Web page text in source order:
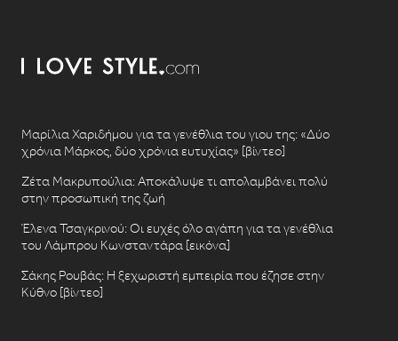
Μαρίλια Χαριδήμου για τα γενέθλια του γιου της: «Δύο
χρόνια Μάρκος, δύο χρόνια ευτυχίας» [βίντεο]
Ζέτα Μακρυπούλια: Αποκάλυψε τι απολαμβάνει πολύ
στην προσωπική της ζωή
Έλενα Τσαγκρινού: Οι ευχές όλο αγάπη για τα γενέθλια
του Λάμπρου Κωνσταντάρα [εικόνα]
Σάκης Ρουβάς: Η ξεχωριστή εμπειρία που έζησε στην
Κύθνο [βίντεο]